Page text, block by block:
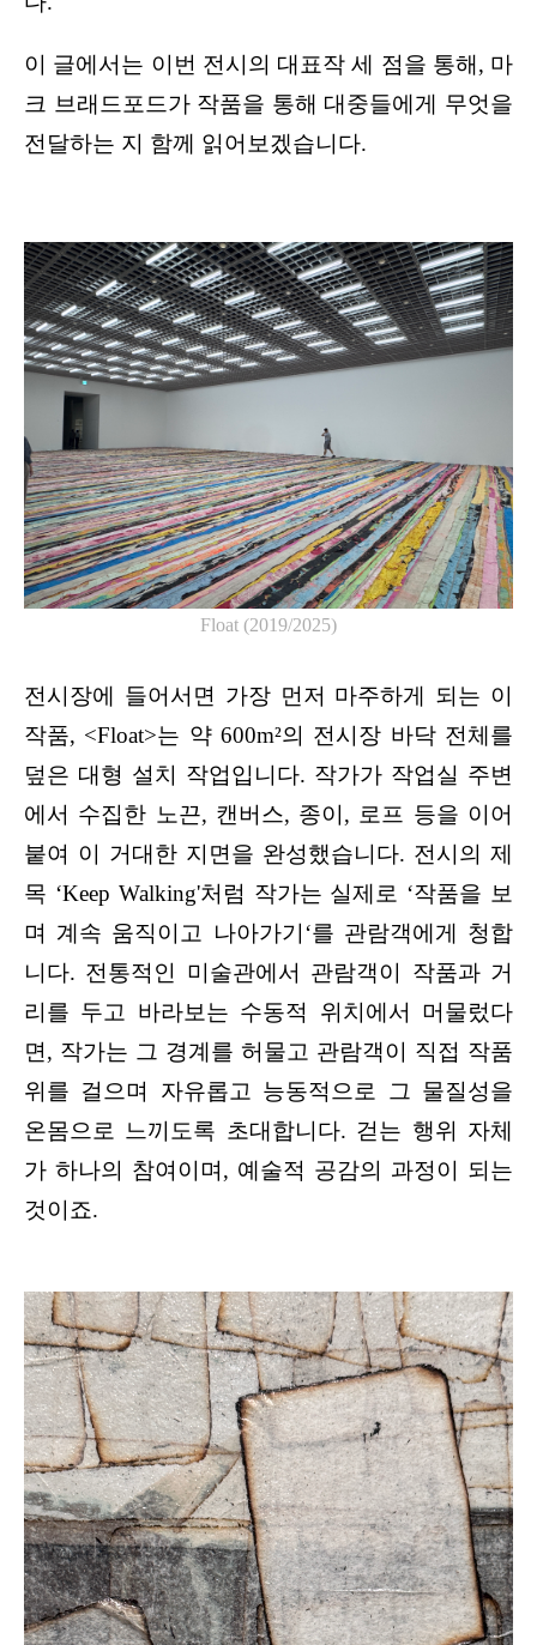
이 글에서는 이번 전시의 대표작 세 점을 통해, 마
크 브래드포드가 작품을 통해 대중들에게 무엇을
전달하는 지 함께 읽어보겠습니다.
Float (2019/2025)
전시장에 들어서면 가장 먼저 마주하게 되는 이
작품, <Float>는 약 600m²의 전시장 바닥 전체를
덮은 대형 설치 작업입니다. 작가가 작업실 주변
에서 수집한 노끈, 캔버스, 종이, 로프 등을 이어
붙여 이 거대한 지면을 완성했습니다. 전시의 제
목 ‘Keep Walking'처럼 작가는 실제로 ‘작품을 보
며 계속 움직이고 나아가기‘를 관람객에게 청합
니다. 전통적인 미술관에서 관람객이 작품과 거
리를 두고 바라보는 수동적 위치에서 머물렀다
면, 작가는 그 경계를 허물고 관람객이 직접 작품
위를 걸으며 자유롭고 능동적으로 그 물질성을
온몸으로 느끼도록 초대합니다. 걷는 행위 자체
가 하나의 참여이며, 예술적 공감의 과정이 되는
것이죠.